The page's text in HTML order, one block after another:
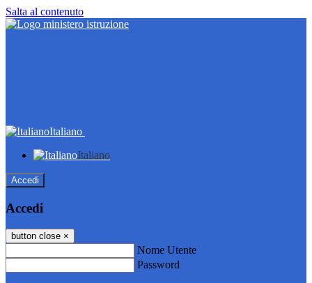
Salta al contenuto
Italiano
Italiano
Accedi
Accedi
button close ×
Nome Utente
Password